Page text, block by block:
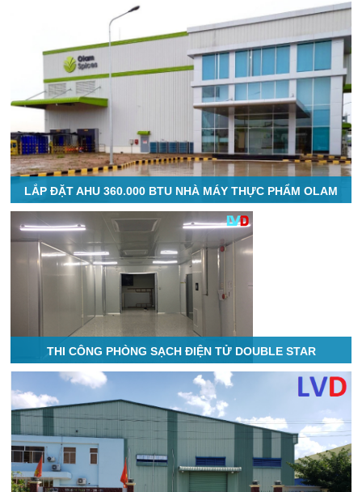
LẮP ĐẶT AHU 360.000 BTU NHÀ MÁY THỰC PHẨM OLAM
THI CÔNG PHÒNG SẠCH ĐIỆN TỬ DOUBLE STAR